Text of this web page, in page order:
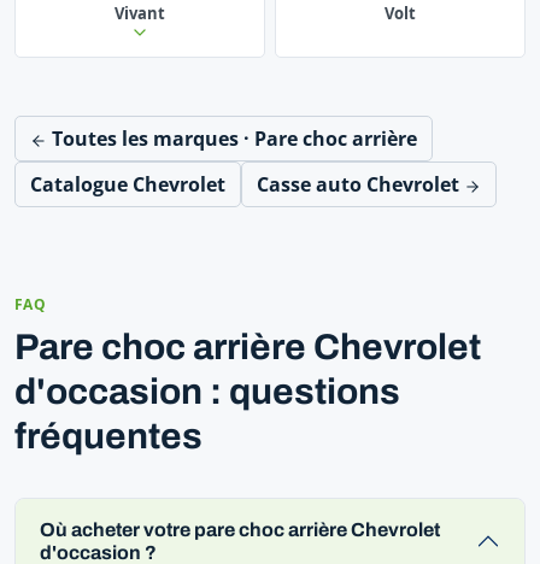
Vivant Volt
Toutes les marques · Pare choc arrière
Catalogue Chevrolet
Casse auto Chevrolet
FAQ
Pare choc arrière Chevrolet
d'occasion : questions
fréquentes
Où acheter votre pare choc arrière Chevrolet
d'occasion ?